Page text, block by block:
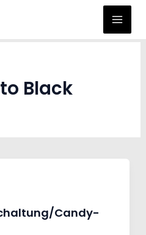
Black
Candy-